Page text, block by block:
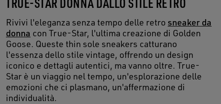
Rivivi l'eleganza senza tempo delle retro sneaker da
donna con True-Star, l'ultima creazione di Golden
Goose. Queste thin sole sneakers catturano
l'essenza dello stile vintage, offrendo un design
iconico e dettagli autentici, ma vanno oltre. True-
Star è un viaggio nel tempo, un'esplorazione delle
emozioni che ci plasmano, un'affermazione di
individualità.